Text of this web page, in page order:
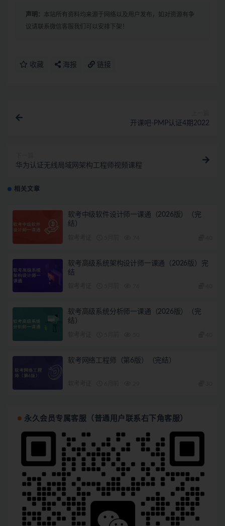
声明： 本站所有资料均来源于网络以及用户发布，如对资源有争
议请联系微信客服我们可以安排下架！
收藏 海报 链接
开课吧-PMP认证4期2022
华为认证无线局域网架构工程师视频课程
相关文章
软考中级软件设计师一课通（2026版）（完
结）
软考高级系统架构设计师一课通（2026版）完
结
软考高级系统分析师一课通（2026版）（完
结）
软考网络工程师（第6版）（完结）
永久会员专属客服（普通用户联系右下角客服）